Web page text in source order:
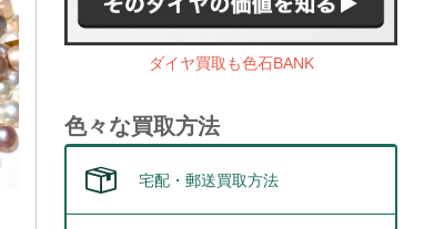
ダイヤ買取も色石BANK
色々な買取方法
宅配・郵送買取方法